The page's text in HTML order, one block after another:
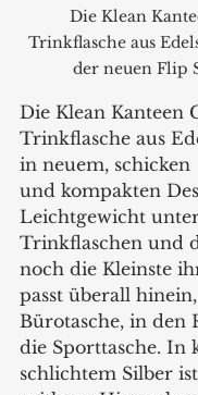
Die Klean
Trinkflasche aus
der neuen Flip
Die Klean Kanteen
Trinkflasche aus
in neuem, schicken
und kompakten
Leichtgewicht
Trinkflaschen und
noch die Kleinste
passt überall
Bürotasche, in den
die Sporttasche. In
schlichtem Silber